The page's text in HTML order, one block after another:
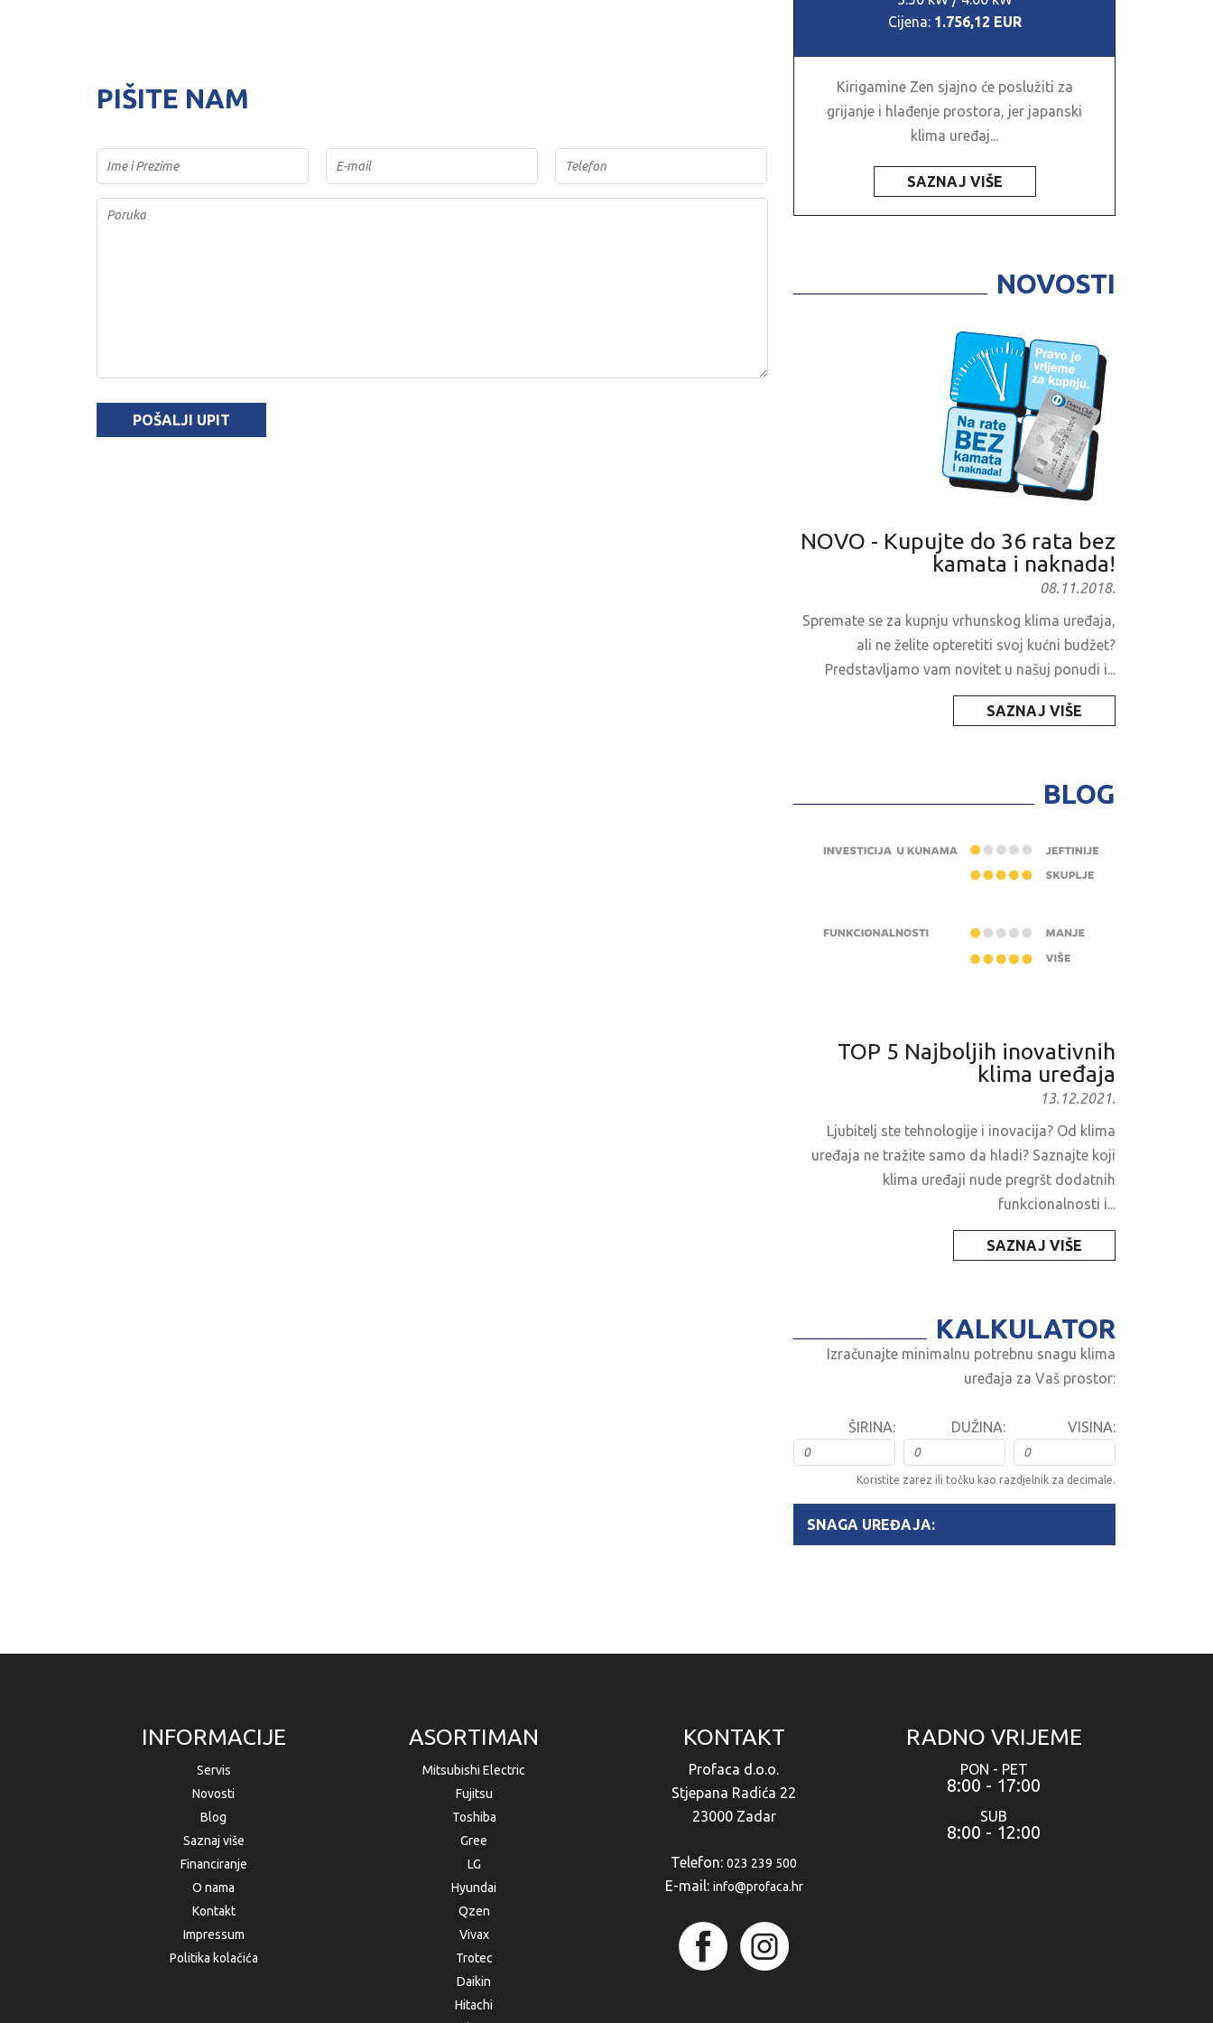
PIŠITE NAM
POŠALJI UPIT
Cijena: 1.756,12 EUR
Kirigamine Zen sjajno će poslužiti za
grijanje i hlađenje prostora, jer japanski
klima uređaj...
SAZNAJ VIŠE
NOVOSTI
NOVO - Kupujte do 36 rata bez
kamata i naknada!
08.11.2018.
Spremate se za kupnju vrhunskog klima uređaja,
ali ne želite opteretiti svoj kućni budžet?
Predstavljamo vam novitet u našuj ponudi i...
SAZNAJ VIŠE
BLOG
TOP 5 Najboljih inovativnih
klima uređaja
13.12.2021.
Ljubitelj ste tehnologije i inovacija? Od klima
uređaja ne tražite samo da hladi? Saznajte koji
klima uređaji nude pregršt dodatnih
funkcionalnosti i...
SAZNAJ VIŠE
KALKULATOR
Izračunajte minimalnu potrebnu snagu klima
uređaja za Vaš prostor:
ŠIRINA: DUŽINA: VISINA:
Koristite zarez ili točku kao razdjelnik za decimale.
SNAGA UREĐAJA:
INFORMACIJE
Servis
Novosti
Blog
Saznaj više
Financiranje
O nama
Kontakt
Impressum
Politika kolačića
ASORTIMAN
Mitsubishi Electric
Fujitsu
Toshiba
Gree
LG
Hyundai
Qzen
Vivax
Trotec
Daikin
Hitachi
KONTAKT
Profaca d.o.o.
Stjepana Radića 22
23000 Zadar
Telefon:023 239 500
E-mail: info@profaca.hr
RADNO VRIJEME
PON - PET
8:00 - 17:00
SUB
8:00 - 12:00